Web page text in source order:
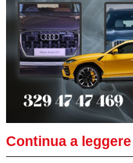
Continua a leggere